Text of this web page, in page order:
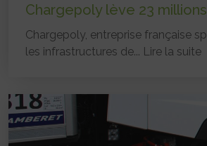
Chargepoly lève 23
Chargepoly, entreprise française
les infrastructures de... Lire la suite